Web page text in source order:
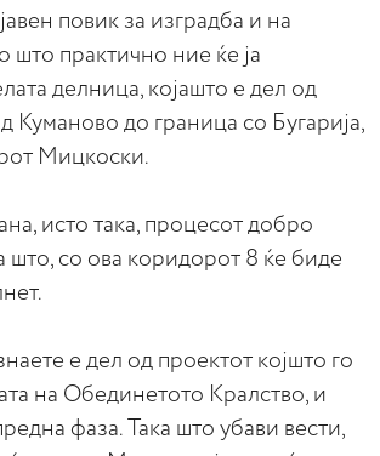
повик за изградба и на
што практично ние ќе ја
делница, којашто е дел од
Куманово до граница со Бугарија,
Мицкоски.
исто така, процесот добро
што, со ова коридорот 8 ќе биде
е дел од проектот којшто го
на Обединетото Кралство, и
фаза. Така што убави вести,